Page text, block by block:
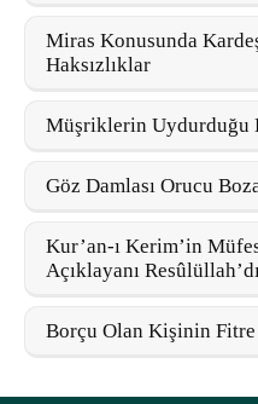
Miras Konusunda
Haksızlıklar
Müşriklerin Uydurduğu
Göz Damlası Orucu
Kur’an-ı Kerim’in
Açıklayanı
Borçu Olan Kişinin